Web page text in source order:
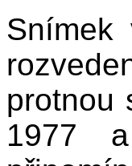
protnou
1977